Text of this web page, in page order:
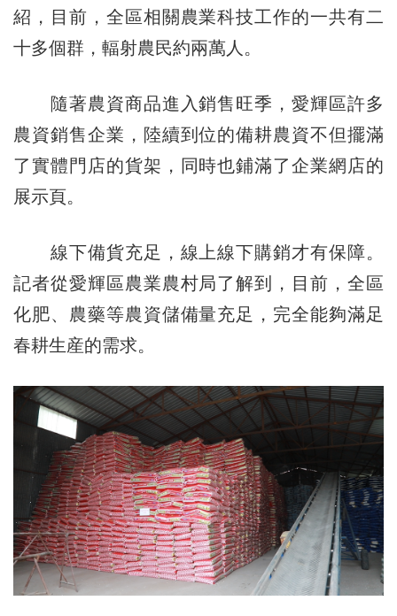
紹，目前，全區相關農業科技工作的一共有二
十多個群，輻射農民約兩萬人。
隨著農資商品進入銷售旺季，愛輝區許多
農資銷售企業，陸續到位的備耕農資不但擺滿
了實體門店的貨架，同時也鋪滿了企業網店的
展示頁。
線下備貨充足，線上線下購銷才有保障。
記者從愛輝區農業農村局了解到，目前，全區
化肥、農藥等農資儲備量充足，完全能夠滿足
春耕生産的需求。